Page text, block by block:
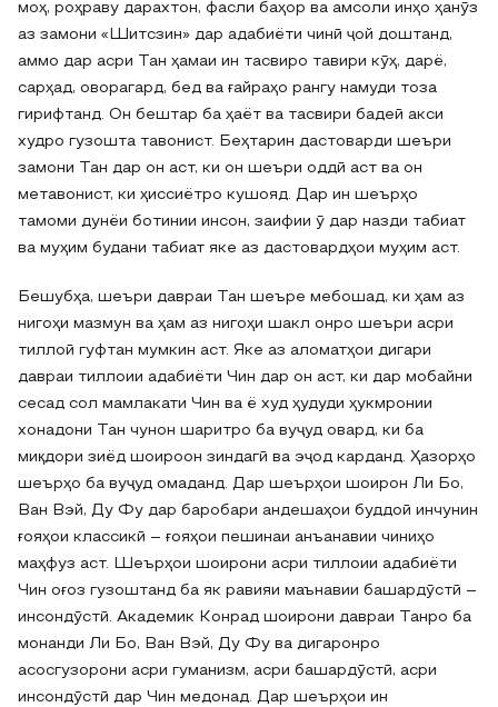
моҳ, роҳраву дарахтон, фасли баҳор ва амсоли инҳо ҳанӯз
аз замони «Шитсзин» дар адабиёти чинӣ ҷой доштанд,
аммо дар асри Тан ҳамаи ин тасвиро тавири кӯҳ, дарё,
сарҳад, оворагард, бед ва ғайраҳо рангу намуди тоза
гирифтанд. Он бештар ба ҳаёт ва тасвири бадеӣ акси
худро гузошта тавонист. Беҳтарин дастоварди шеъри
замони Тан дар он аст, ки он шеъри оддӣ аст ва он
метавонист, ки ҳиссиётро кушояд. Дар ин шеърҳо
тамоми дунёи ботинии инсон, заифии ӯ дар назди табиат
ва муҳим будани табиат яке аз дастовардҳои муҳим аст.
Бешубҳа, шеъри давраи Тан шеъре мебошад, ки ҳам аз
нигоҳи мазмун ва ҳам аз нигоҳи шакл онро шеъри асри
тиллоӣ гуфтан мумкин аст. Яке аз аломатҳои дигари
давраи тиллоии адабиёти Чин дар он аст, ки дар мобайни
сесад сол мамлакати Чин ва ё худ ҳудуди ҳукмронии
хонадони Тан чунон шаритро ба вуҷуд овард, ки ба
миқдори зиёд шоироон зиндагӣ ва эҷод карданд. Ҳазорҳо
шеърҳо ба вуҷуд омаданд. Дар шеърҳои шоирон Ли Бо,
Ван Вэй, Ду Фу дар баробари андешаҳои буддоӣ инчунин
ғояҳои классикӣ – ғояҳои пешинаи анъанавии чиниҳо
маҳфуз аст. Шеърҳои шоирони асри тиллоии адабиёти
Чин оғоз гузоштанд ба як равияи маънавии башардӯстӣ –
инсондӯстӣ. Академик Конрад шоирони давраи Танро ба
монанди Ли Бо, Ван Вэй, Ду Фу ва дигаронро
асосгузорони асри гуманизм, асри башардӯстӣ, асри
инсондӯстӣ дар Чин медонад. Дар шеърҳои ин